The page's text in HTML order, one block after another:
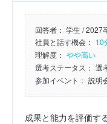
回答者： 学生 / 2027
社員と話す機会： 10
理解度： やや高い
選考ステータス： 選
参加イベント： 説明
成果と能力を評価す